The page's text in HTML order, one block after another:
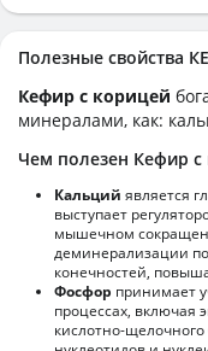
Полезные свойства
Кефир с корицей
минералами, как:
Чем полезен Кефир с
Кальций является
выступает
мышечном
деминерализации
конечностей,
Фосфор принимает
процессах, включая
кислотно-